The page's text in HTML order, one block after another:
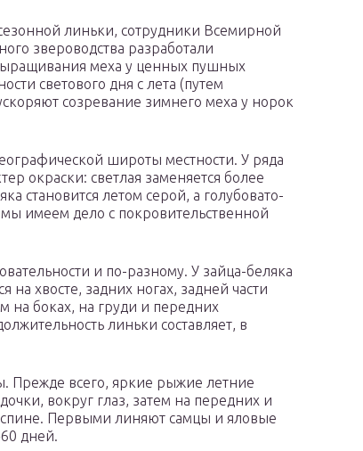
линьки, сотрудники Всемирной
звероводства разработали
меха у ценных пушных
светового дня с лета (путем
созревание зимнего меха у норок
широты местности. У ряда
окраски: светлая заменяется более
становится летом серой, а голубовато-
имеем дело с покровительственной
и по-разному. У зайца-беляка
на хвосте, задних ногах, задней части
на боках, на груди и передних
линьки составляет, в
Прежде всего, яркие рыжие летние
вокруг глаз, затем на передних и
спине. Первыми линяют самцы и яловые
дней.